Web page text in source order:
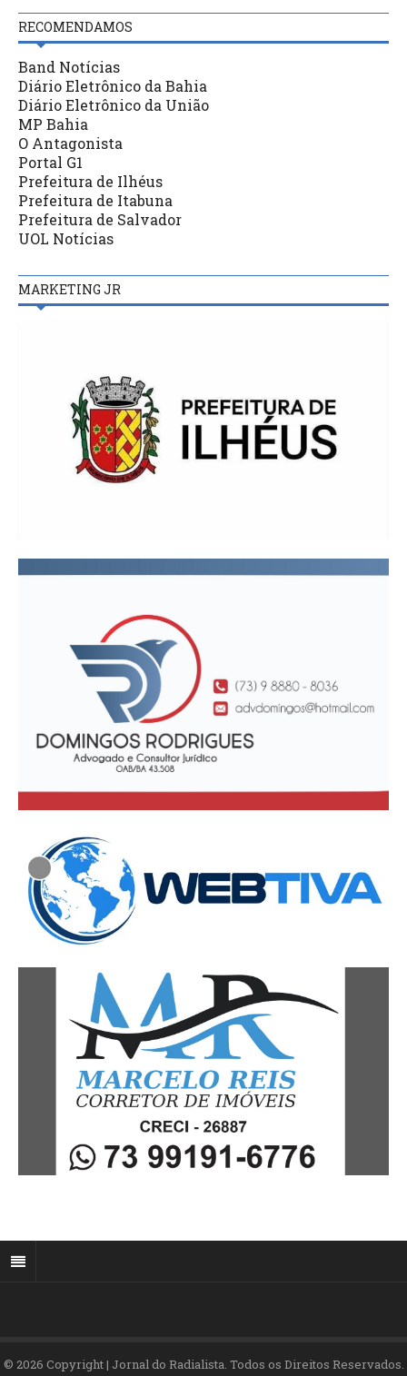
RECOMENDAMOS
Band Notícias
Diário Eletrônico da Bahia
Diário Eletrônico da União
MP Bahia
O Antagonista
Portal G1
Prefeitura de Ilhéus
Prefeitura de Itabuna
Prefeitura de Salvador
UOL Notícias
MARKETING JR
© 2026 Copyright | Jornal do Radialista. Todos os Direitos Reservados.